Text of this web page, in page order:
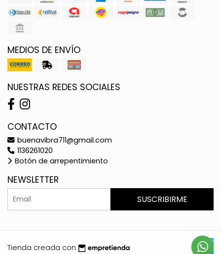
MEDIOS DE ENVÍO
NUESTRAS REDES SOCIALES
CONTACTO
buenavibra711@gmail.com
1136261020
Botón de arrepentimiento
NEWSLETTER
SUSCRIBIRME
Tienda creada con